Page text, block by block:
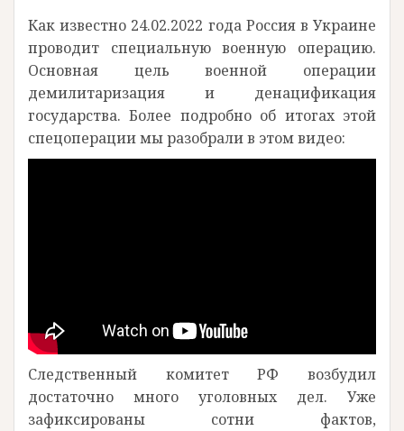
Как известно 24.02.2022 года Россия в Украине
проводит специальную военную операцию.
Основная цель военной операции
демилитаризация и денацификация
государства. Более подробно об итогах этой
спецоперации мы разобрали в этом видео:
Следственный комитет РФ возбудил
достаточно много уголовных дел. Уже
зафиксированы сотни фактов,